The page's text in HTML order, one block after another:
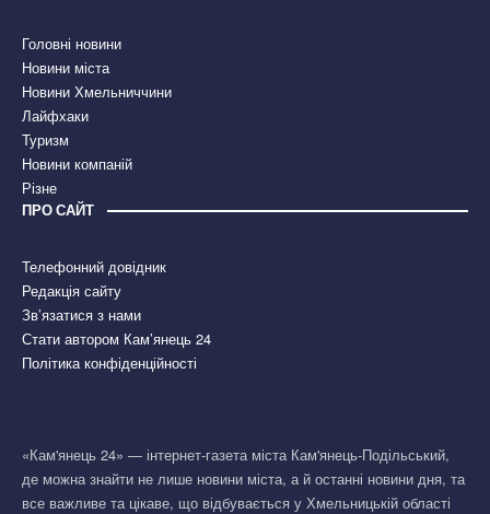
Головні новини
Новини міста
Новини Хмельниччини
Лайфхаки
Туризм
Новини компаній
Різне
ПРО САЙТ
Телефонний довідник
Редакція сайту
Зв’язатися з нами
Стати автором Кам’янець 24
Політика конфіденційності
«Кам'янець 24» — інтернет-газета міста Кам'янець-Подільський,
де можна знайти не лише новини міста, а й останні новини дня, та
все важливе та цікаве, що відбувається у Хмельницькій області